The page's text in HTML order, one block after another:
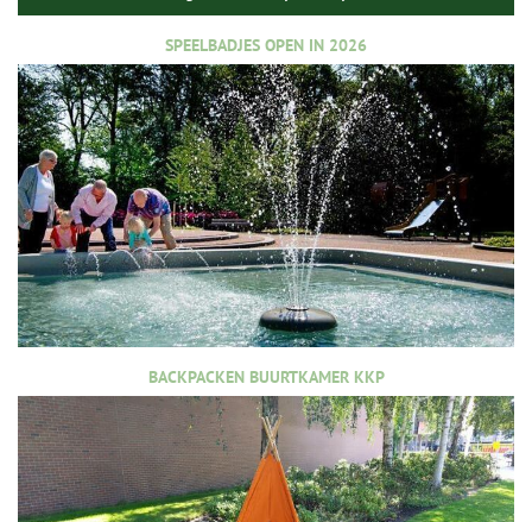
SPEELBADJES OPEN IN 2026
BACKPACKEN BUURTKAMER KKP